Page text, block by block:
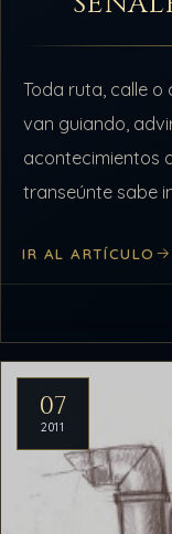
Toda ruta, calle o
van guiando,
acontecimientos
transeúnte sabe
IR AL ARTÍCULO
07
2011